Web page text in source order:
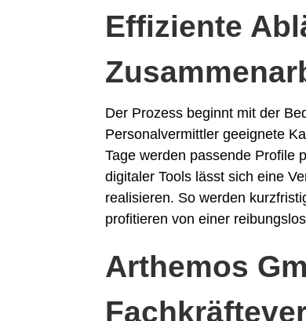
Effiziente
Der Prozess beginnt mit der
Personalvermittler geeignete
Tage werden passende Profile
digitaler Tools lässt sich eine
realisieren. So werden
profitieren von einer
Arthemos